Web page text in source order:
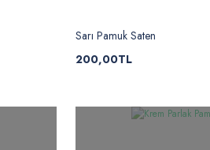
Sarı Pamuk Saten
200,00TL